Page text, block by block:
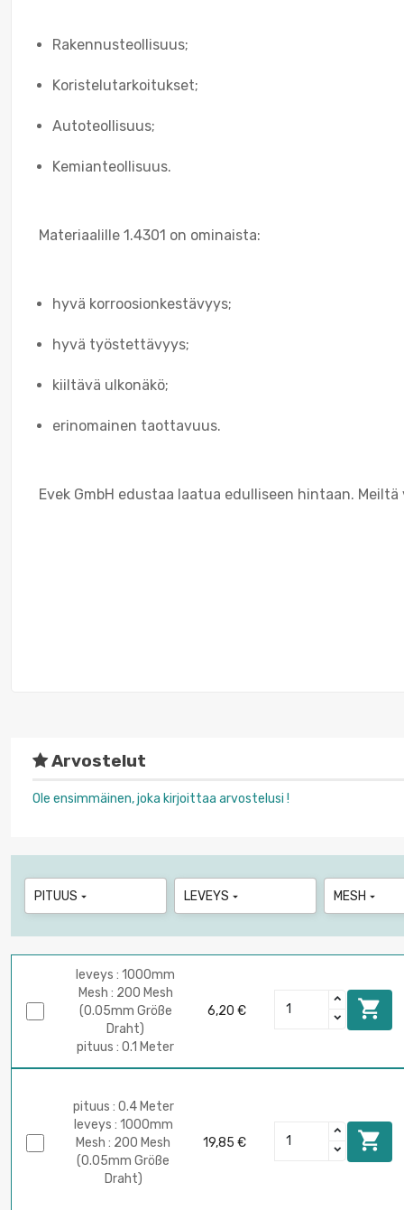
Rakennusteollisuus;
Koristelutarkoitukset;
Autoteollisuus;
Kemianteollisuus.
Materiaalille 1.4301 on ominaista:
hyvä korroosionkestävyys;
hyvä työstettävyys;
kiiltävä ulkonäkö;
erinomainen taottavuus.
Evek GmbH edustaa laatua edulliseen hintaan.
Arvostelut
Ole ensimmäinen, joka kirjoittaa arvostelusi !
PITUUS  LEVEYS  MESH 
leveys : 1000mm
Mesh : 200 Mesh
(0.05mm Größe
Draht)
pituus : 0.1 Meter
6,20 € 
pituus : 0.4 Meter
leveys : 1000mm
Mesh : 200 Mesh
(0.05mm Größe
Draht)
19,85 € 